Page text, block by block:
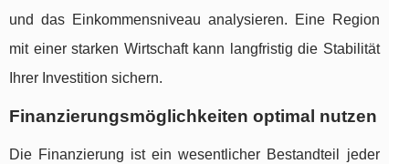
und das Einkommensniveau analysieren. Eine Region
mit einer starken Wirtschaft kann langfristig die Stabilität
Ihrer Investition sichern.
Finanzierungsmöglichkeiten optimal nutzen
Die Finanzierung ist ein wesentlicher Bestandteil jeder